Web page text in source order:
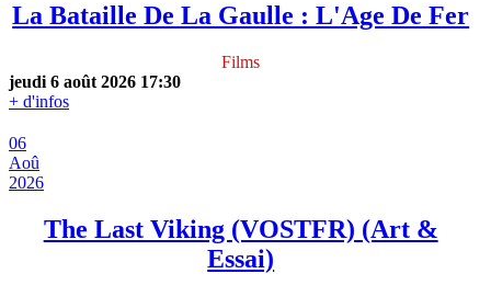
La Bataille De La Gaulle : L'Age De Fer
Films
jeudi 6 août 2026 17:30
+ d'infos
06
Aoû
2026
The Last Viking (VOSTFR) (Art &
Essai)